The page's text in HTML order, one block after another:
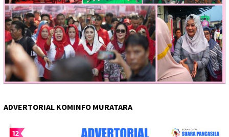
ADVERTORIAL KOMINFO MURATARA